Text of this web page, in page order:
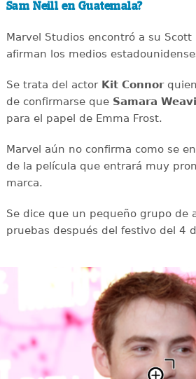
Sam Neill en Guatemala?
Marvel Studios encontró a su
afirman los medios
Se trata del actor Kit Connor
de confirmarse que Samara
para el papel de Emma Frost.
Marvel aún no confirma como se
de la película que entrará muy
marca.
Se dice que un pequeño grupo de
pruebas después del festivo del 4